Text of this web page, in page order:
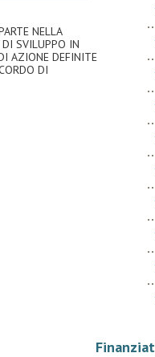
NELLA
SVILUPPO IN
AZIONE DEFINITE
DI